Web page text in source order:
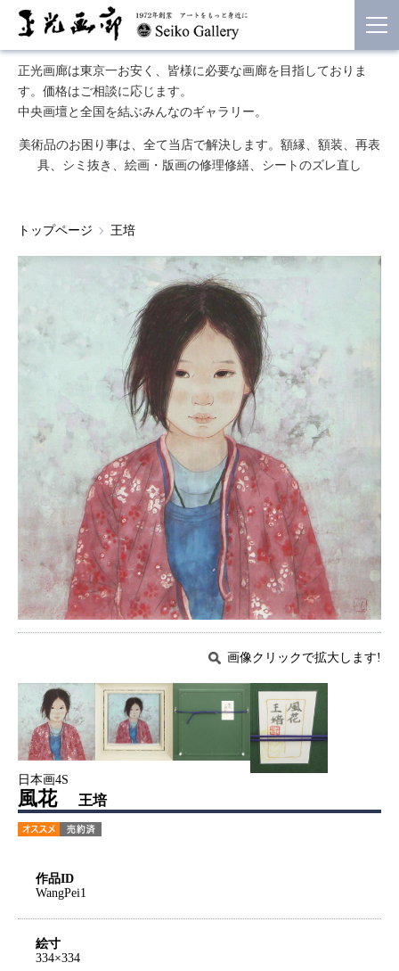
正光画廊は東京一お安く、皆様に必要な画廊を目指しておりま
す。価格はご相談に応じます。
中央画壇と全国を結ぶみんなのギャラリー。
美術品のお困り事は、全て当店で解決します。額縁、額装、再表
具、シミ抜き、絵画・版画の修理修繕、シートのズレ直し
トップページ 王培
画像クリックで拡大します!
日本画4S
風花 王培
作品ID
WangPei1
絵寸
334×334